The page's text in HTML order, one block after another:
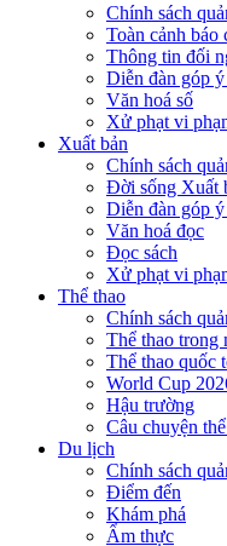
Chính sách
Toàn cảnh báo
Thông tin đối
Diễn đàn góp
Văn hoá số
Xử phạt vi
Xuất bản
Chính sách
Đời sống Xuất
Diễn đàn góp
Văn hoá đọc
Đọc sách
Xử phạt vi
Thể thao
Chính sách
Thể thao trong
Thể thao quốc
World Cup
Hậu trường
Câu chuyện
Du lịch
Chính sách
Điểm đến
Khám phá
Ẩm thực